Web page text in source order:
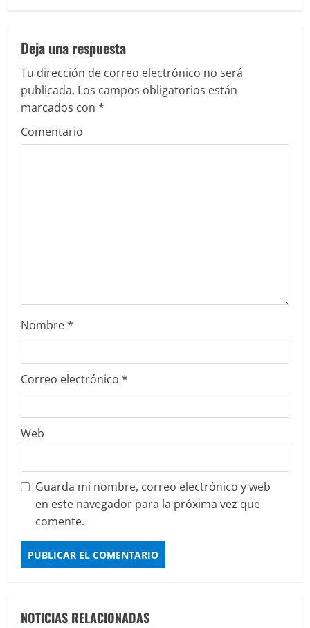
l
e
y
e
Deja una respuesta
Tu dirección de correo electrónico no será
publicada. Los campos obligatorios están
marcados con *
Comentario
Nombre*
Correo electrónico *
Web
Guarda mi nombre, correo electrónico y web
en este navegador para la próxima vez que
comente.
NOTICIAS RELACIONADAS